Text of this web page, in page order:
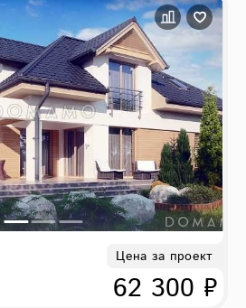
Цена за проект
62 300 ₽